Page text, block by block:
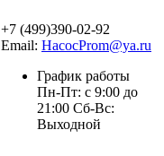
+7 (499)390-02-92
Email: HacocProm@ya.ru
График работы
Пн-Пт: с 9:00 до
21:00 Сб-Вс:
Выходной